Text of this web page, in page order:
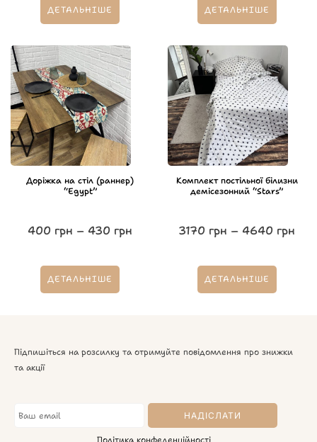
ДЕТАЛЬНІШЕ ДЕТАЛЬНІШЕ
Доріжка на стіл (раннер)
“Egypt”
400 грн – 430 грн
ДЕТАЛЬНІШЕ
Комплект постільної білизни
демісезонний “Stars”
3170 грн – 4640 грн
ДЕТАЛЬНІШЕ
Підпишіться на розсилку та отримуйте повідомлення про знижки
та акції